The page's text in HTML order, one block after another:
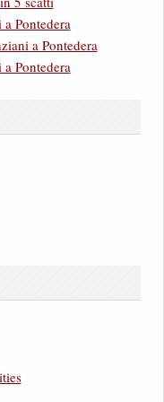
Pontedera
a Pontedera
Pontedera